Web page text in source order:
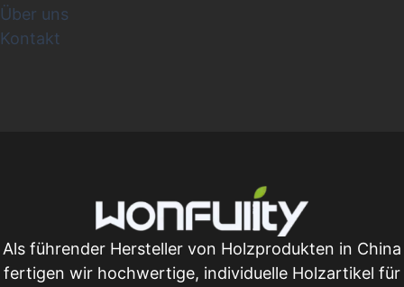
Über uns
Kontakt
Als führender Hersteller von Holzprodukten in China
fertigen wir hochwertige, individuelle Holzartikel für